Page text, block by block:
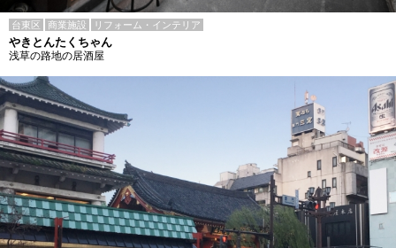
台東区 商業施設 リフォーム・インテリア
やきとんたくちゃん
浅草の路地の居酒屋